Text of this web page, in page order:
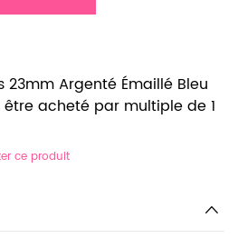
23mm Argenté Émaillé Bleu
acheté par multiple de 1
ce produit